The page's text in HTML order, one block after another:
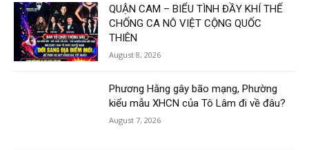
QUẬN CAM – BIỂU TÌNH ĐẦY KHÍ THẾ
CHỐNG CA NÔ VIỆT CỘNG QUỐC
THIÊN
August 8, 2026
Phương Hằng gây bão mạng, Phường
kiểu mẫu XHCN của Tô Lâm đi về đâu?
August 7, 2026